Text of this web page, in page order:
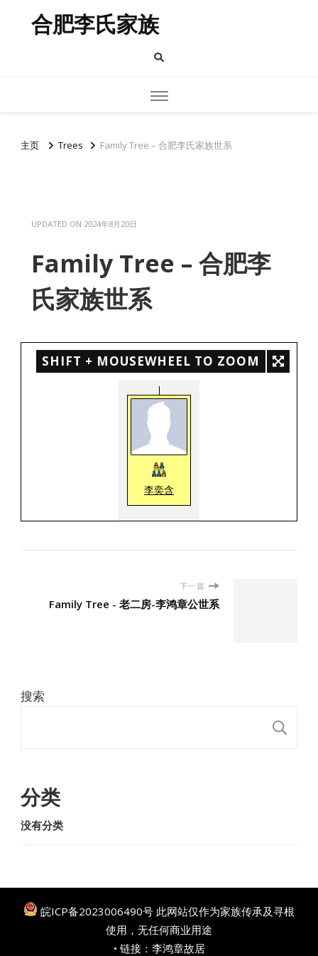
合肥李氏家族
主页 Trees Family Tree – 合肥李氏家族世系
UPDATED ON 2024年8月20日
Family Tree – 合肥李
氏家族世系
SHIFT + MOUSEWHEEL TO ZOOM
李奕含
下一篇
Family Tree - 老二房-李鸿章公世系
搜索
分类
没有分类
皖ICP备2023006490号 此网站仅作为家族传承及寻根
使用，无任何商业用途
• 链接： 李鸿章故居